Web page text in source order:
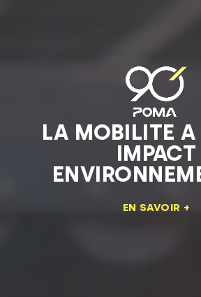
LA MOBILITE A
IMPACT
EN SAVOIR +